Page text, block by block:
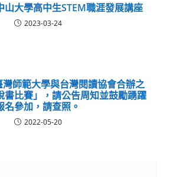
山大學高中生STEM職涯發展講座
2023-03-24
師範大學與台灣閱讀協會合辦之
書比賽」，請公告周知並鼓勵踴躍
名參加，請查照。
2022-05-20